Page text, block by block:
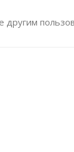
другим